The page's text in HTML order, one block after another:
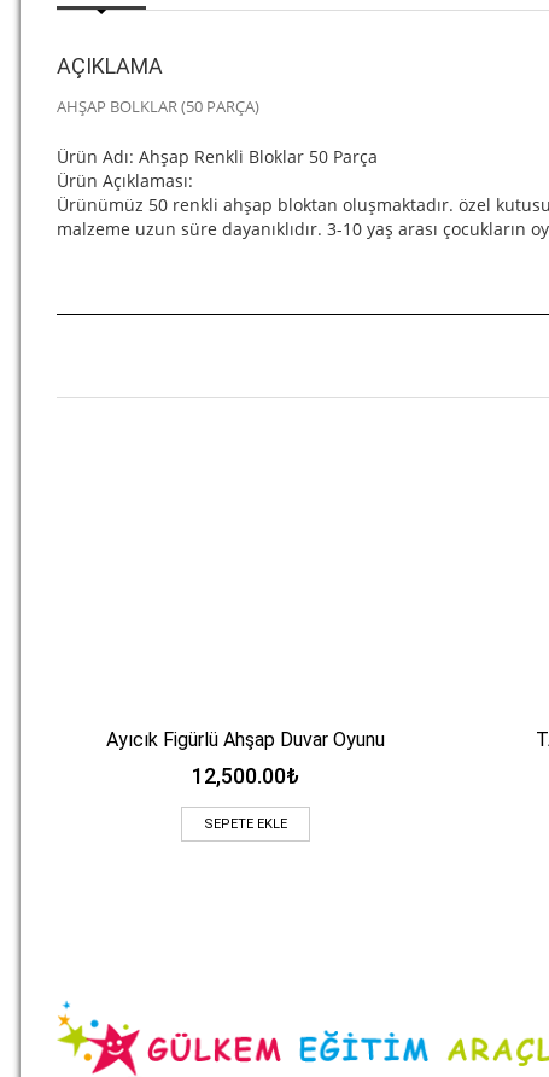
AÇIKLAMA
AHŞAP BOLKLAR (50 PARÇA)
Ürün Adı: Ahşap Renkli Bloklar 50 Parça
Ürün Açıklaması:
Ürünümüz 50 renkli ahşap bloktan oluşmaktadır. özel
malzeme uzun süre dayanıklıdır. 3-10 yaş arası çocukların
Hızlı Bakış
Ayıcık Figürlü Ahşap Duvar Oyunu
12,500.00₺
SEPETE EKLE